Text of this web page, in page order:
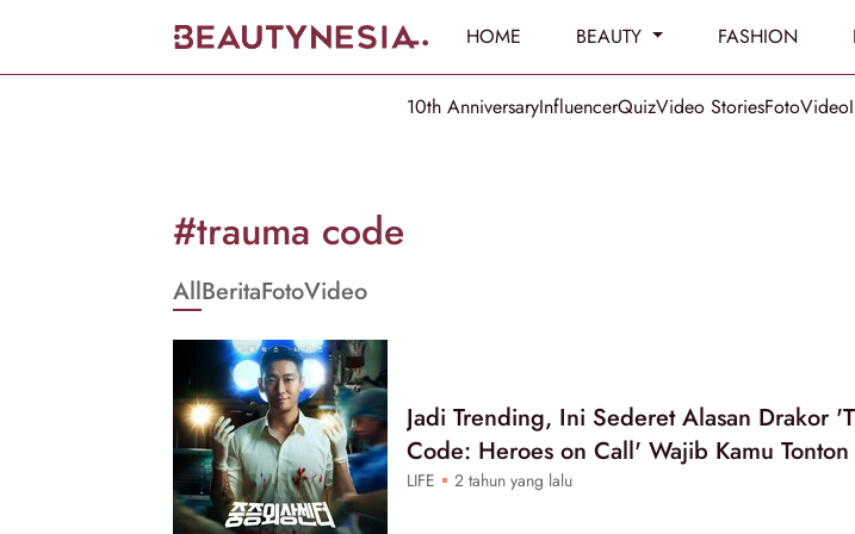
HOME BEAUTY FASHION
10th AnniversaryInfluencerQuizVideo StoriesFotoVideo
[GET_DATA_TITLE]
Beautynesia
#trauma code
AllBeritaFotoVideo
Jadi Trending, Ini Sederet Alasan Drakor
Code: Heroes on Call' Wajib Kamu Tonton
LIFE 2 tahun yang lalu